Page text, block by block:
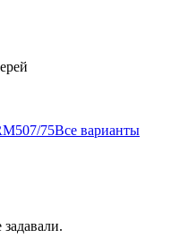
75Все варианты